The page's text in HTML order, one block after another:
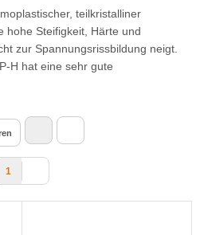
teilkristalliner
hohe Steifigkeit, Härte und
zur Spannungsrissbildung neigt.
H hat eine sehr gute
1